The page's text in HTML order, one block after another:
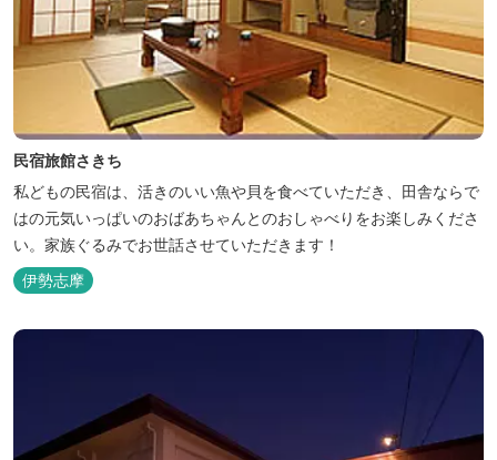
民宿旅館さきち
私どもの民宿は、活きのいい魚や貝を食べていただき、田舎ならで
はの元気いっぱいのおばあちゃんとのおしゃべりをお楽しみくださ
い。家族ぐるみでお世話させていただきます！
伊勢志摩